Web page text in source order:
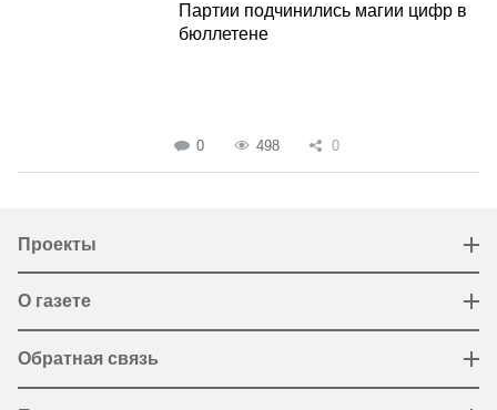
Партии подчинились магии цифр в
бюллетене
0 498 0
Проекты
О газете
Обратная связь